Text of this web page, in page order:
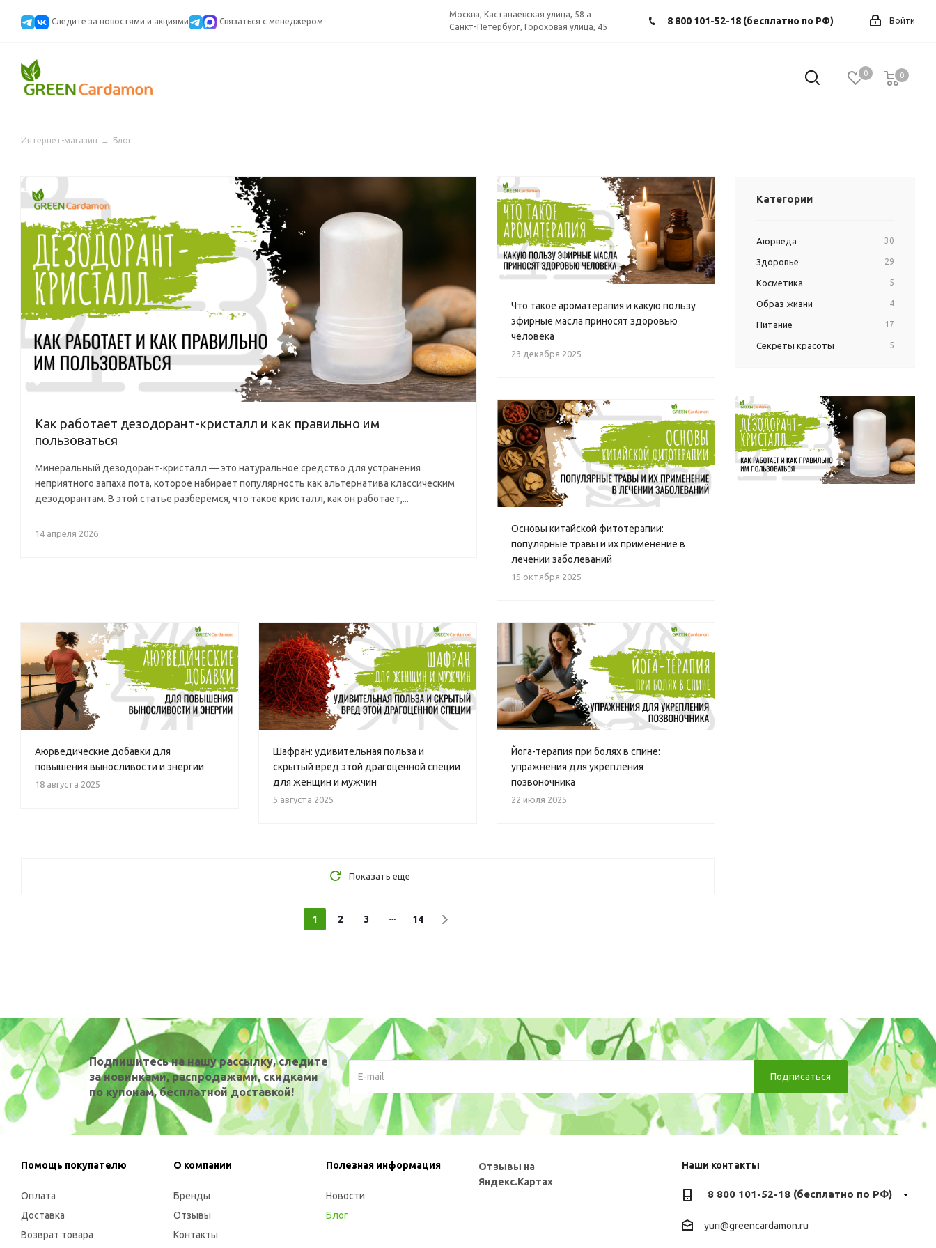
Следите за новостями и акциями Cвязаться с менеджером Войти
Москва, Кастанаевская улица, 58 а
Санкт-Петербург, Гороховая улица, 45
8 800 101-52-18 (бесплатно по РФ)
0 0
0
Интернет-магазин → Блог
Как работает дезодорант-кристалл и как правильно им
пользоваться
Минеральный дезодорант-кристалл — это натуральное средство для устранения
неприятного запаха пота, которое набирает популярность как альтернатива классическим
дезодорантам. В этой статье разберёмся, что такое кристалл, как он работает,...
14 апреля 2026
Что такое ароматерапия и какую пользу
эфирные масла приносят здоровью
человека
23 декабря 2025
Основы китайской фитотерапии:
популярные травы и их применение в
лечении заболеваний
15 октября 2025
Аюрведические добавки для
повышения выносливости и энергии
18 августа 2025
Шафран: удивительная польза и
скрытый вред этой драгоценной специи
для женщин и мужчин
5 августа 2025
Йога-терапия при болях в спине:
упражнения для укрепления
позвоночника
22 июля 2025
Показать еще
1 2 3 14
Категории
Аюрведа 30
Здоровье 29
Косметика 5
Образ жизни 4
Питание 17
Секреты красоты 5
Подпишитесь на нашу рассылку, следите
за новинками, распродажами, скидками
по купонам, бесплатной доставкой!
Помощь покупателю
Оплата
Доставка
Возврат товара
О компании
Бренды
Отзывы
Контакты
Полезная информация
Новости
Блог
Отзывы на
Яндекс.Картах
Наши контакты
8 800 101-52-18 (бесплатно по РФ)
yuri@greencardamon.ru